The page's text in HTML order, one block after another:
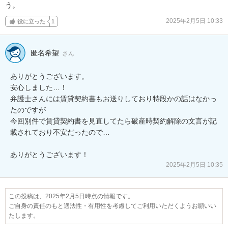
う。
役に立った 1 2025年2月5日 10:33
匿名希望 さん
ありがとうございます。
安心しました…！
弁護士さんには賃貸契約書もお送りしており特段かの話はなかっ
たのですが
今回別件で賃貸契約書を見直してたら破産時契約解除の文言が記
載されており不安だったので…
ありがとうございます！
2025年2月5日 10:35
この投稿は、2025年2月5日時点の情報です。
ご自身の責任のもと適法性・有用性を考慮してご利用いただくようお願いい
たします。